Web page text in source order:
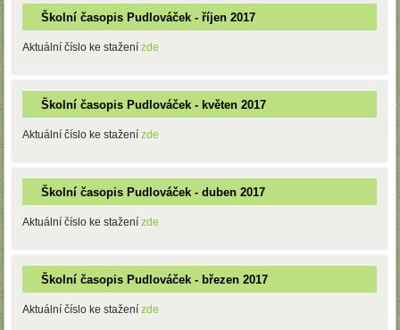
Školní časopis Pudlováček - říjen 2017
Aktuální číslo ke staženízde
Školní časopis Pudlováček - květen 2017
Aktuální číslo ke staženízde
Školní časopis Pudlováček - duben 2017
Aktuální číslo ke staženízde
Školní časopis Pudlováček - březen 2017
Aktuální číslo ke staženízde